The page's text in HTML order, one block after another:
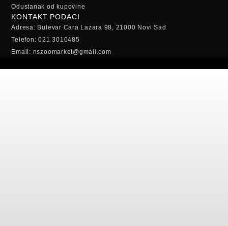
Odustanak od kupovine
KONTAKT PODACI
Adresa: Bulevar Cara Lazara 98, 21000 Novi Sad
Telefon: 021 3010485
Email: nszoomarket@gmail.com